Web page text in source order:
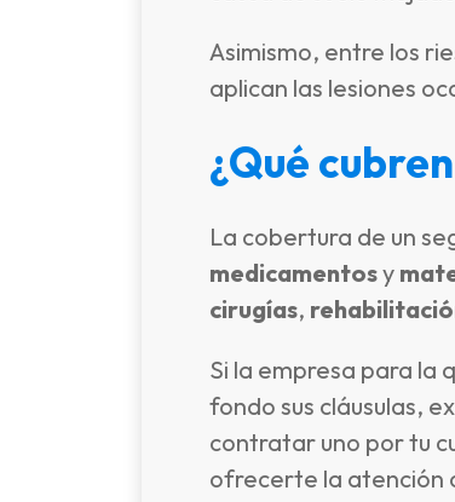
Asimismo, entre los
aplican las lesiones
¿Qué
La cobertura de un
medicamentosy
cirugías,
Si la empresa para la
fondo sus cláusulas,
contratar uno por tu
ofrecerte la atención